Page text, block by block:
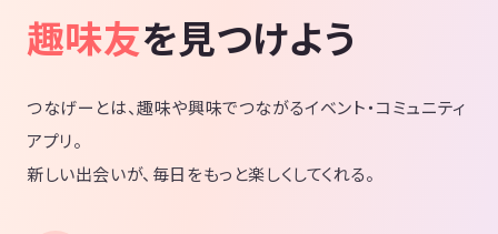
趣味友を見つけよう
つなげーとは、趣味や興味でつながるイベント・コミュニティ
アプリ。
新しい出会いが、毎日をもっと楽しくしてくれる。